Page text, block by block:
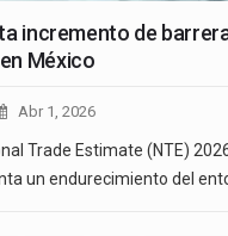
incremento de
México
Abr 1, 2026
Trade Estimate (NTE)
un endurecimiento del